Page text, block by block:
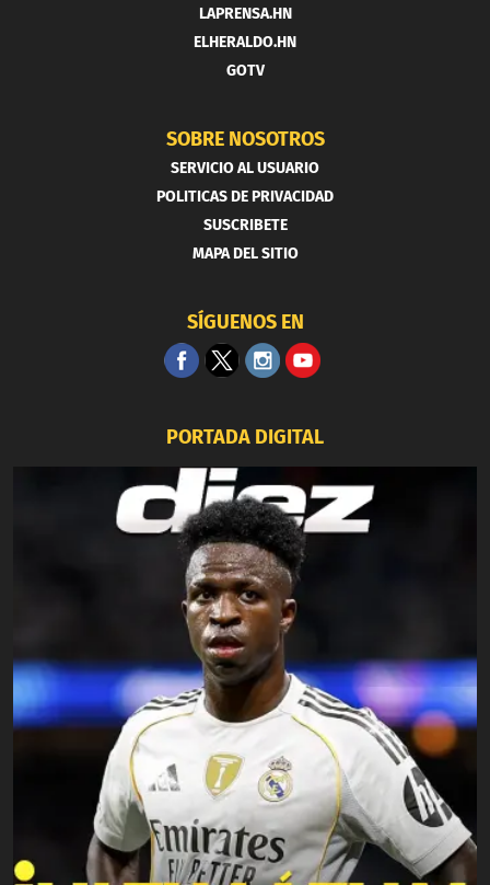
LAPRENSA.HN
ELHERALDO.HN
GOTV
SOBRE NOSOTROS
SERVICIO AL USUARIO
POLITICAS DE PRIVACIDAD
SUSCRIBETE
MAPA DEL SITIO
SÍGUENOS EN
PORTADA DIGITAL